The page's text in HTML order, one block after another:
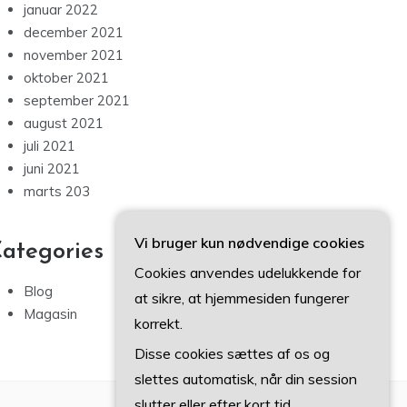
januar 2022
december 2021
november 2021
oktober 2021
september 2021
august 2021
juli 2021
juni 2021
marts 203
Blog
Magasin
Vi bruger kun nødvendige cookies
Cookies anvendes udelukkende for
at sikre, at hjemmesiden fungerer
korrekt.
Disse cookies sættes af os og
slettes automatisk, når din session